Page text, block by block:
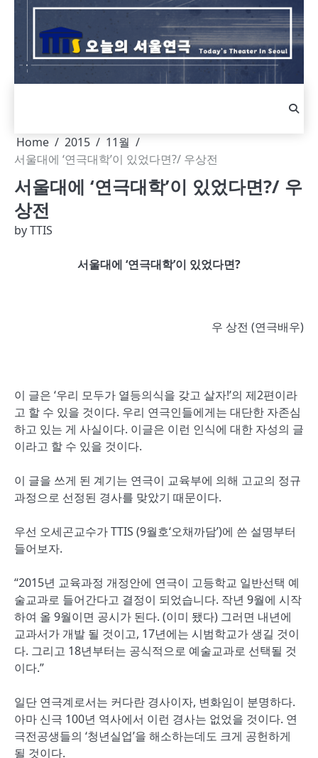
Skip
content
Home 2015
11월
서울대에 ‘연극대학’이 있었다면?/ 우상전
서울대에 ‘연극대학’이 있었다면?/ 우
상전
byTTIS
서울대에 ‘연극대학’이 있었다면?
우 상전 (연극배우)
이 글은 ‘우리 모두가 열등의식을 갖고 살자!’의 제2편이라
고 할 수 있을 것이다. 우리 연극인들에게는 대단한 자존심
하고 있는 게 사실이다. 이글은 이런 인식에 대한 자성의 글
이라고 할 수 있을 것이다.
이 글을 쓰게 된 계기는 연극이 교육부에 의해 고교의 정규
과정으로 선정된 경사를 맞았기 때문이다.
우선 오세곤교수가 TTIS (9월호‘오채까담’)에 쓴 설명부터
들어보자.
“2015년 교육과정 개정안에 연극이 고등학교 일반선택 예
술교과로 들어간다고 결정이 되었습니다. 작년 9월에 시작
하여 올 9월이면 공시가 된다. (이미 됐다) 그러면 내년에
교과서가 개발 될 것이고, 17년에는 시범학교가 생길 것이
다. 그리고 18년부터는 공식적으로 예술교과로 선택될 것
이다.”
일단 연극계로서는 커다란 경사이자, 변화임이 분명하다.
아마 신극 100년 역사에서 이런 경사는 없었을 것이다. 연
극전공생들의 ‘청년실업’을 해소하는데도 크게 공헌하게
될 것이다.